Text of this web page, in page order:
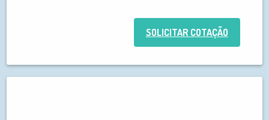
SOLICITAR COTAÇÃO